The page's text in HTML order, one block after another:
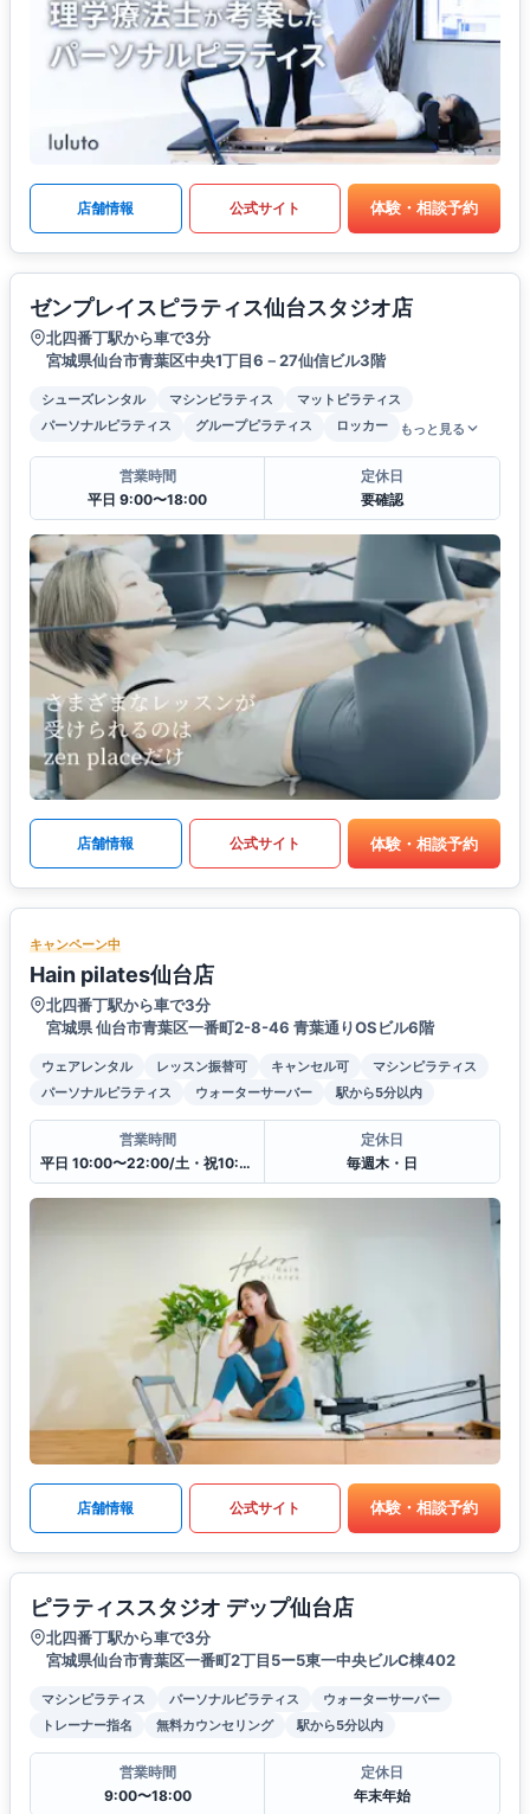
店舗情報 公式サイト 体験・相談予約
ゼンプレイスピラティス仙台スタジオ店
北四番丁駅から車で3分
宮城県仙台市青葉区中央1丁目6－27仙信ビル3階
シューズレンタル マシンピラティス
マットピラティス
パーソナルピラティス
グループピラティス ロッカー もっと見る
営業時間
平日 9:00〜18:00
定休日
要確認
店舗情報 公式サイト 体験・相談予約
キャンペーン中
Hain pilates仙台店
北四番丁駅から車で3分
宮城県 仙台市青葉区一番町2-8-46 青葉通りOSビル6階
ウェアレンタル レッスン振替可 キャンセル可
マシンピラティス
パーソナルピラティス
ウォーターサーバー 駅から5分以内
営業時間
平日 10:00〜22:00/土・祝10:00〜16:00
定休日
毎週木・日
店舗情報 公式サイト 体験・相談予約
ピラティススタジオ デップ仙台店
北四番丁駅から車で3分
宮城県仙台市青葉区一番町2丁目5ー5東一中央ビルC棟402
マシンピラティス パーソナルピラティス
ウォーターサーバー
トレーナー指名
無料カウンセリング 駅から5分以内
営業時間
9:00〜18:00
定休日
年末年始